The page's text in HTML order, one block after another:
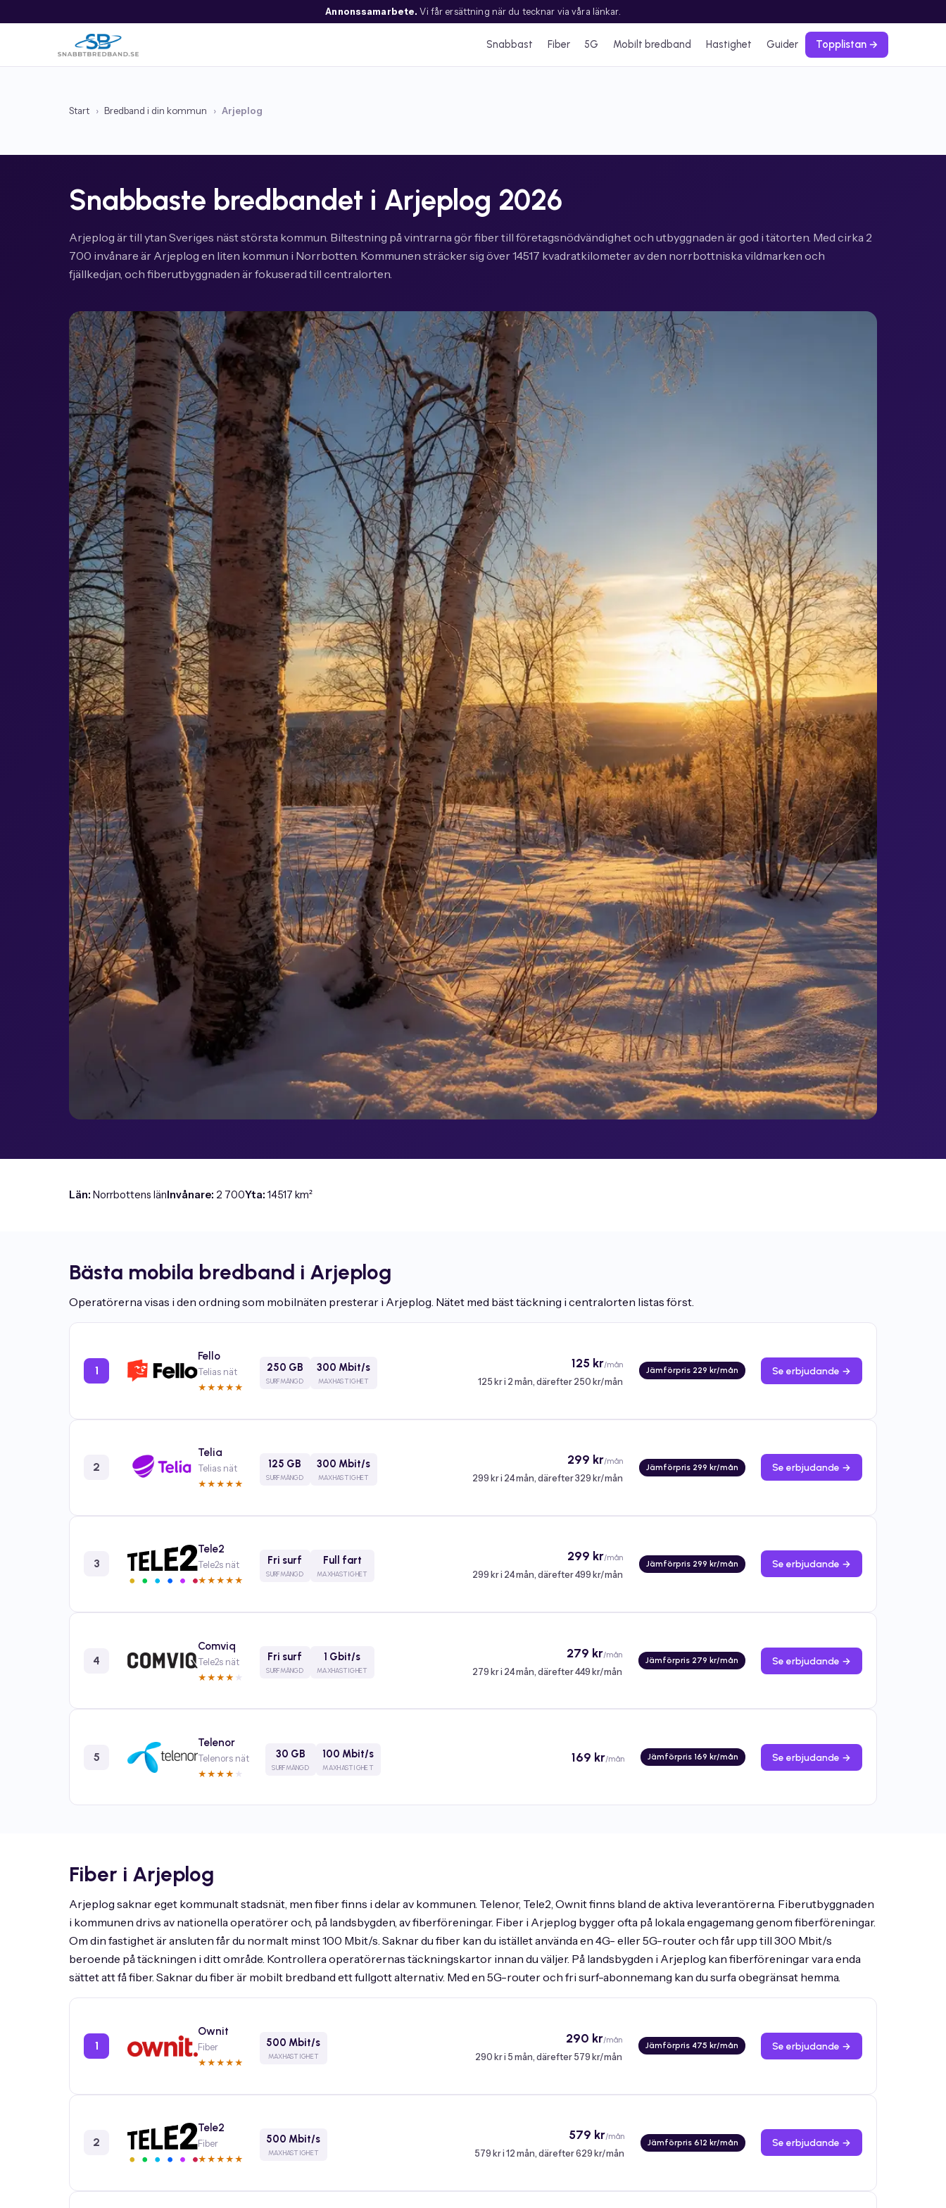
Annonssamarbete. Vi får ersättning när du tecknar via våra länkar.
Snabbast Fiber 5G Mobilt bredband Hastighet Guider Topplistan →
Start › Bredband i din kommun › Arjeplog
Snabbaste bredbandet i Arjeplog 2026
Arjeplog är till ytan Sveriges näst största kommun. Biltestning på vintrarna gör fiber till företagsnödvändighet och utbyggnaden är god i tätorten. Med cirka 2
700 invånare är Arjeplog en liten kommun i Norrbotten. Kommunen sträcker sig över 14517 kvadratkilometer av den norrbottniska vildmarken och
fjällkedjan, och fiberutbyggnaden är fokuserad till centralorten.
Län: Norrbottens län Invånare: 2 700Yta: 14517 km²
Bästa mobila bredband i Arjeplog
Operatörerna visas i den ordning som mobilnäten presterar i Arjeplog. Nätet med bäst täckning i centralorten listas först.
1
Fello
Telias nät
★ ★ ★ ★ ★
250 GB
SURFMÄNGD
300 Mbit/s
MAXHASTIGHET
125 kr/mån
125 kr i 2 mån, därefter 250 kr/mån
Jämförpris 229 kr/mån Se erbjudande →
2
Telia
Telias nät
★ ★ ★ ★ ★
125 GB
SURFMÄNGD
300 Mbit/s
MAXHASTIGHET
299 kr/mån
299 kr i 24 mån, därefter 329 kr/mån
Jämförpris 299 kr/mån Se erbjudande →
3
Tele2
Tele2s nät
★ ★ ★ ★ ★
Fri surf
SURFMÄNGD
Full fart
MAXHASTIGHET
299 kr/mån
299 kr i 24 mån, därefter 499 kr/mån
Jämförpris 299 kr/mån Se erbjudande →
4
Comviq
Tele2s nät
★ ★ ★ ★ ★
Fri surf
SURFMÄNGD
1 Gbit/s
MAXHASTIGHET
279 kr/mån
279 kr i 24 mån, därefter 449 kr/mån
Jämförpris 279 kr/mån Se erbjudande →
5
Telenor
Telenors nät
★ ★ ★ ★ ★
30 GB
SURFMÄNGD
100 Mbit/s
MAXHASTIGHET
169 kr/mån Jämförpris 169 kr/mån Se erbjudande →
Fiber i Arjeplog
Arjeplog saknar eget kommunalt stadsnät, men fiber finns i delar av kommunen. Telenor, Tele2, Ownit finns bland de aktiva leverantörerna. Fiberutbyggnaden
i kommunen drivs av nationella operatörer och, på landsbygden, av fiberföreningar. Fiber i Arjeplog bygger ofta på lokala engagemang genom fiberföreningar.
Om din fastighet är ansluten får du normalt minst 100 Mbit/s. Saknar du fiber kan du istället använda en 4G- eller 5G-router och får upp till 300 Mbit/s
beroende på täckningen i ditt område. Kontrollera operatörernas täckningskartor innan du väljer. På landsbygden i Arjeplog kan fiberföreningar vara enda
sättet att få fiber. Saknar du fiber är mobilt bredband ett fullgott alternativ. Med en 5G-router och fri surf-abonnemang kan du surfa obegränsat hemma.
1
Ownit
Fiber
★ ★ ★ ★ ★
500 Mbit/s
MAXHASTIGHET
290 kr/mån
290 kr i 5 mån, därefter 579 kr/mån
Jämförpris 475 kr/mån Se erbjudande →
2
Tele2
Fiber
★ ★ ★ ★ ★
500 Mbit/s
MAXHASTIGHET
579 kr/mån
579 kr i 12 mån, därefter 629 kr/mån
Jämförpris 612 kr/mån Se erbjudande →